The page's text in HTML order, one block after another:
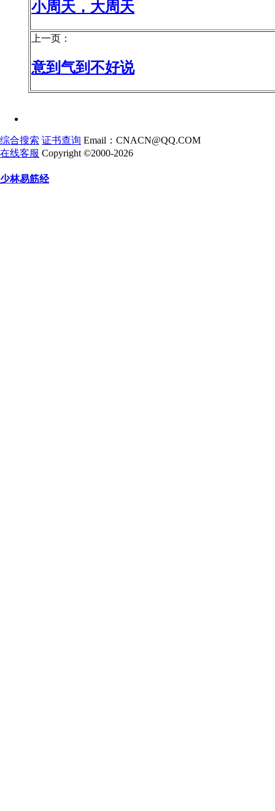
小周天，大周天
上一页：
意到气到不好说
综合搜索 证书查询 Email：CNACN@QQ.COM
在线客服 Copyright ©2000-2026
少林易筋经